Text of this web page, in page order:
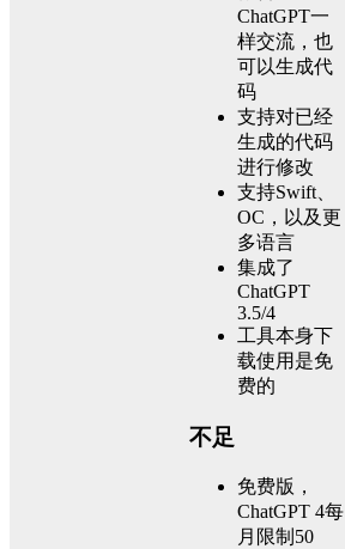
ChatGPT一
样交流，也
可以生成代
码
支持对已经
生成的代码
进行修改
支持Swift、
OC，以及更
多语言
集成了
ChatGPT
3.5/4
工具本身下
载使用是免
费的
不足
免费版，
ChatGPT 4每
月限制50